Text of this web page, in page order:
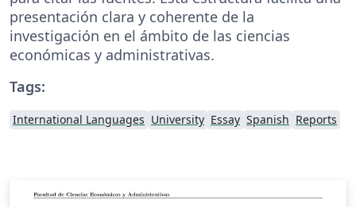
presentación clara y coherente de la
investigación en el ámbito de las ciencias
económicas y administrativas.
Tags:
International Languages University Essay Spanish Reports